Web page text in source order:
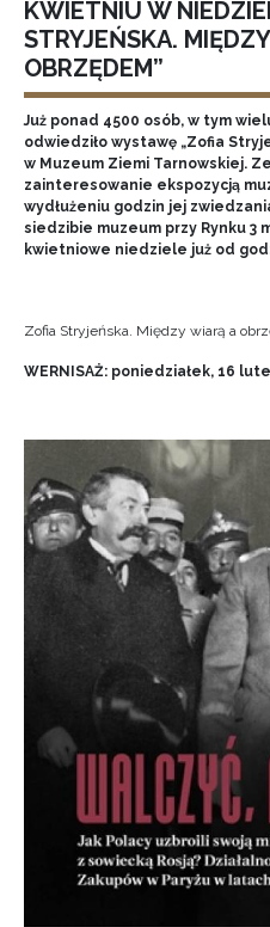
KWIETNIU W
STRYJEŃSKA.
OBRZĘDEM”
Już ponad 4500 osób, w tym
odwiedziło wystawę „Zofia
w Muzeum Ziemi Tarnowskiej.
zainteresowanie ekspozycją
wydłużeniu godzin jej
siedzibie muzeum przy Rynku 3
kwietniowe niedziele już od
Zofia Stryjeńska. Między wiarą a
WERNISAŻ: poniedziałek, 16